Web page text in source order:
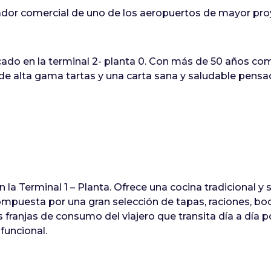
comercial de uno de los aeropuertos de mayor
en la terminal 2- planta 0. Con más de 50 años
alta gama tartas y una carta sana y saludable
Terminal 1 – Planta. Ofrece una cocina tradicional
por una gran selección de tapas, raciones,
de consumo del viajero que transita día a día